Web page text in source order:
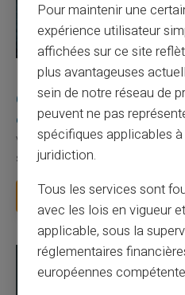
10/08/2026 Veritas
Quelle est la différence
en France ?
Votre employeur vous demande
salaire. La CAF vous demande
Lire la suite
Pour maintenir une
expérience utilisateur
affichées sur ce site
plus avantageuses
sein de notre réseau de
peuvent ne pas
spécifiques applicables
juridiction.
Tous les services sont
avec les lois en vigueur
applicable, sous la
réglementaires
européennes